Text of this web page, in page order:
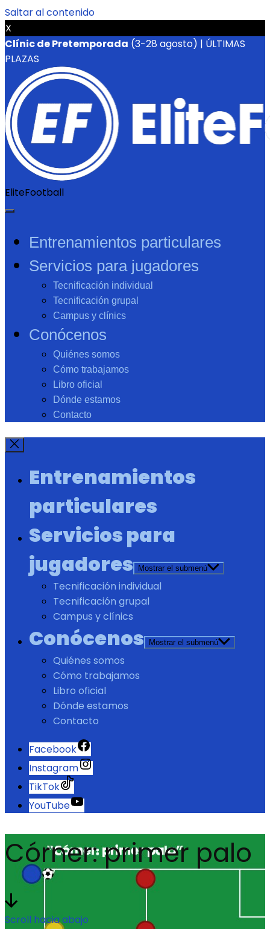
Saltar al contenido
X
Clínic de Pretemporada (3-28 agosto) | ÚLTIMAS
PLAZAS
EliteFootball
Entrenamientos particulares
Servicios para jugadores
Tecnificación individual
Tecnificación grupal
Campus y clínics
Conócenos
Quiénes somos
Cómo trabajamos
Libro oficial
Dónde estamos
Contacto
Entrenamientos
particulares
Servicios para
jugadores
Mostrar el submenú
Tecnificación individual
Tecnificación grupal
Campus y clínics
Conócenos Mostrar el submenú
Quiénes somos
Cómo trabajamos
Libro oficial
Dónde estamos
Contacto
Facebook
Instagram
TikTok
YouTube
Córner: primer palo
Scroll hacia abajo